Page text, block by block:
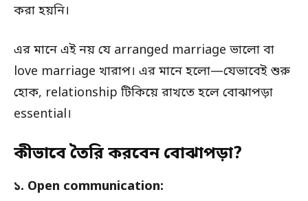
করা হয়নি।
এর মানে এই নয় যে arranged marriage ভালো বা
love marriage খারাপ। এর মানে হলো—যেভাবেই শুরু
হোক, relationship টিকিয়ে রাখতে হলে বোঝাপড়া
essential।
কীভাবে তৈরি করবেন বোঝাপড়া?
১. Open communication: